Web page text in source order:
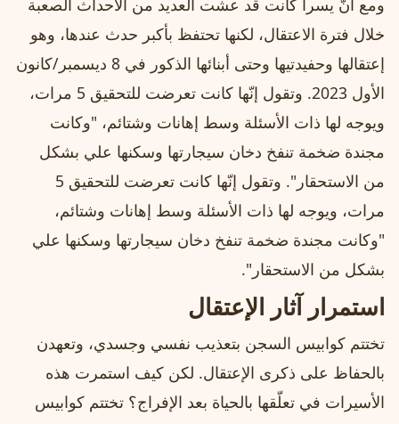
ومع أنّ يسرا كانت قد عشت العديد من الأحداث الصعبة
خلال فترة الاعتقال، لكنها تحتفظ بأكبر حدث عندها، وهو
إعتقالها وحفيدتيها وحتى أبنائها الذكور في 8 ديسمبر/كانون
الأول 2023. وتقول إنّها كانت تعرضت للتحقيق 5 مرات،
ويوجه لها ذات الأسئلة وسط إهانات وشتائم، "وكانت
مجندة ضخمة تنفخ دخان سيجارتها وسكنها علي بشكل
من الاستحقار". وتقول إنّها كانت تعرضت للتحقيق 5
مرات، ويوجه لها ذات الأسئلة وسط إهانات وشتائم،
"وكانت مجندة ضخمة تنفخ دخان سيجارتها وسكنها علي
بشكل من الاستحقار".
استمرار آثار الإعتقال
تختتم كوابيس السجن بتعذيب نفسي وجسدي، وتعهدن
بالحفاظ على ذكرى الإعتقال. لكن كيف استمرت هذه
الأسيرات في تعلّقها بالحياة بعد الإفراج؟ تختتم كوابيس